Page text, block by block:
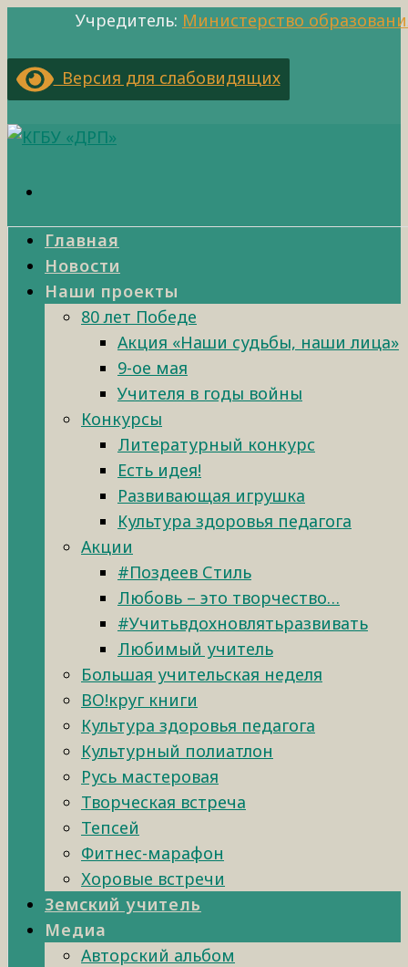
Учредитель: Министерство
Версия для слабовидящих
Главная
Новости
Наши проекты
80 лет Победе
Акция «Наши судьбы, наши лица»
9-ое мая
Учителя в годы войны
Конкурсы
Литературный конкурс
Есть идея!
Развивающая игрушка
Культура здоровья педагога
Акции
#Поздеев Стиль
Любовь – это творчество…
#Учитьвдохновлятьразвивать
Любимый учитель
Большая учительская неделя
ВО!круг книги
Культура здоровья педагога
Культурный полиатлон
Русь мастеровая
Творческая встреча
Тепсей
Фитнес-марафон
Хоровые встречи
Земский учитель
Медиа
Авторский альбом